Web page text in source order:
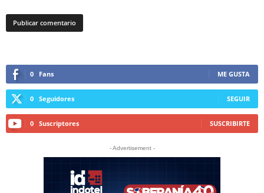
0 Fans ME GUSTA
0 Seguidores SEGUIR
0 Suscriptores SUSCRIBIRTE
- Advertisement -